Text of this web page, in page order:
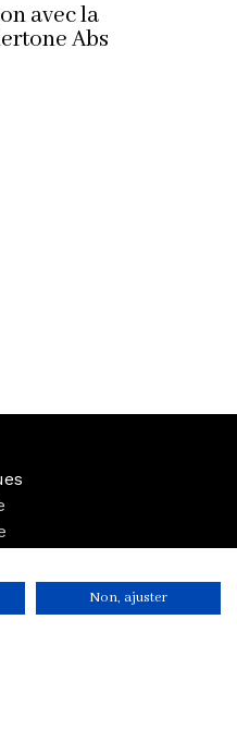
avec la
Abs
Non, ajuster